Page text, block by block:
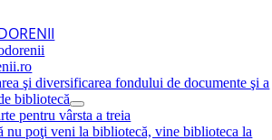
şi diversificarea fondului de documente şi a
bibliotecă
pentru vârsta a treia
nu poţi veni la bibliotecă, vine biblioteca la